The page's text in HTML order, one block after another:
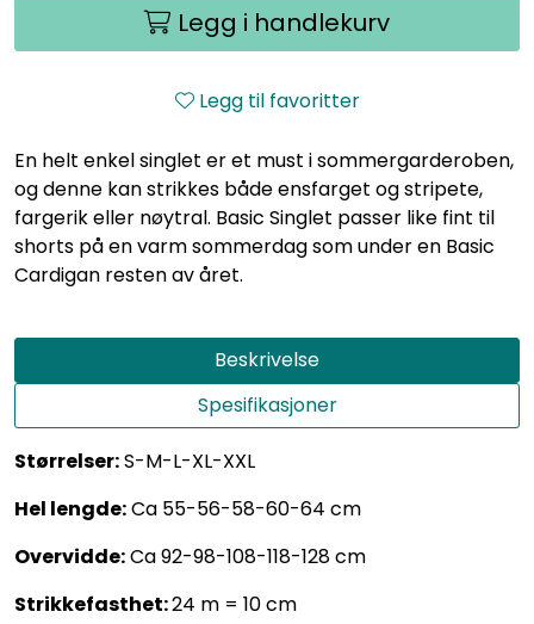
Legg i handlekurv
Legg til favoritter
En helt enkel singlet er et must i sommergarderoben,
og denne kan strikkes både ensfarget og stripete,
fargerik eller nøytral. Basic Singlet passer like fint til
shorts på en varm sommerdag som under en Basic
Cardigan resten av året.
Beskrivelse
Spesifikasjoner
Størrelser:S-M-L-XL-XXL
Hel lengde:Ca 55-56-58-60-64 cm
Overvidde:Ca 92-98-108-118-128 cm
Strikkefasthet:24 m = 10 cm